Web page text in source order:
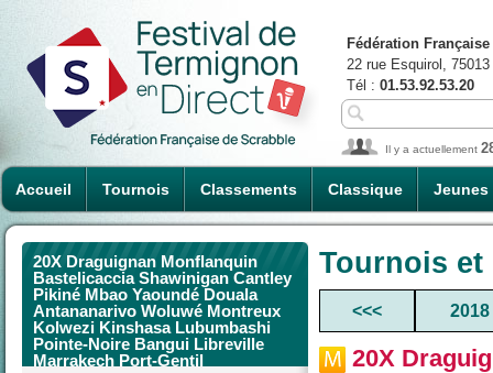
Accueil Tournois Classements Classique Jeunes
Fédération
22 rue Esquirol,
Tél : 01.53.92.53.20
Il y a actuellement
20X Draguignan Monflanquin
Bastelicaccia Shawinigan Cantley
Pikiné Mbao Yaoundé Douala
Antananarivo Woluwé Montreux
Kolwezi Kinshasa Lubumbashi
Pointe-Noire Bangui Libreville
Marrakech Port-Gentil
Tournois
<<< 2018
20X